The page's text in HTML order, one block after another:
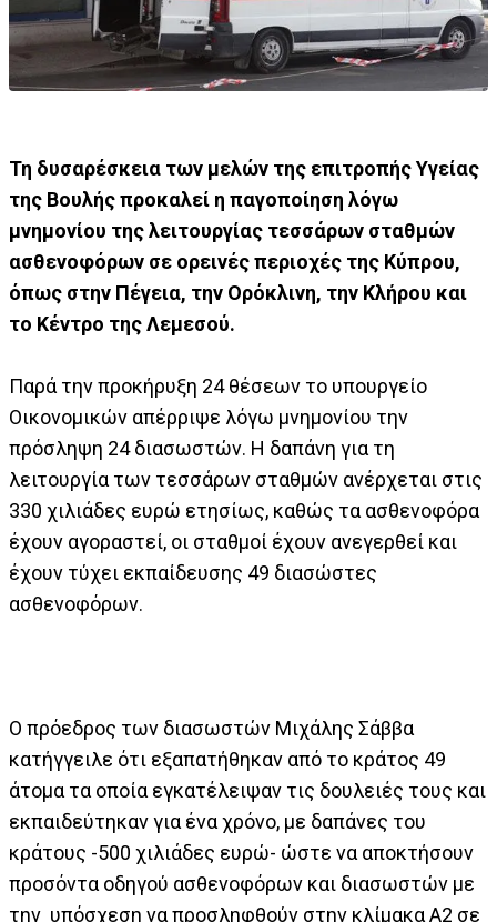
Τη δυσαρέσκεια των μελών της επιτροπής Υγείας
της Βουλής προκαλεί η παγοποίηση λόγω
μνημονίου της λειτουργίας τεσσάρων σταθμών
ασθενοφόρων σε ορεινές περιοχές της Κύπρου,
όπως στην Πέγεια, την Ορόκλινη, την Κλήρου και
το Κέντρο της Λεμεσού.
Παρά την προκήρυξη 24 θέσεων το υπουργείο
Οικονομικών απέρριψε λόγω μνημονίου την
πρόσληψη 24 διασωστών. Η δαπάνη για τη
λειτουργία των τεσσάρων σταθμών ανέρχεται στις
330 χιλιάδες ευρώ ετησίως, καθώς τα ασθενοφόρα
έχουν αγοραστεί, οι σταθμοί έχουν ανεγερθεί και
έχουν τύχει εκπαίδευσης 49 διασώστες
ασθενοφόρων.
Ο πρόεδρος των διασωστών Μιχάλης Σάββα
κατήγγειλε ότι εξαπατήθηκαν από το κράτος 49
άτομα τα οποία εγκατέλειψαν τις δουλειές τους και
εκπαιδεύτηκαν για ένα χρόνο, με δαπάνες του
κράτους -500 χιλιάδες ευρώ- ώστε να αποκτήσουν
προσόντα οδηγού ασθενοφόρων και διασωστών με
την υπόσχεση να προσληφθούν στην κλίμακα Α2 σε